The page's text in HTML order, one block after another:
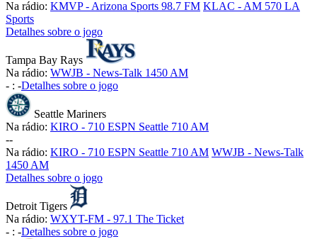
Na rádio: KMVP - Arizona Sports 98.7 FM KLAC - AM 570 LA
Sports
Detalhes sobre o jogo
Tampa Bay Rays
Na rádio: WWJB - News-Talk 1450 AM
- : -Detalhes sobre o jogo
Seattle Mariners
Na rádio: KIRO - 710 ESPN Seattle 710 AM
--
Na rádio: KIRO - 710 ESPN Seattle 710 AM WWJB - News-Talk
1450 AM
Detalhes sobre o jogo
Detroit Tigers
Na rádio: WXYT-FM - 97.1 The Ticket
- : -Detalhes sobre o jogo